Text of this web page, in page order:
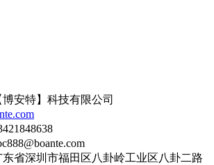
安特】科技有限公司
东省深圳市福田区八卦岭工业区八卦二路